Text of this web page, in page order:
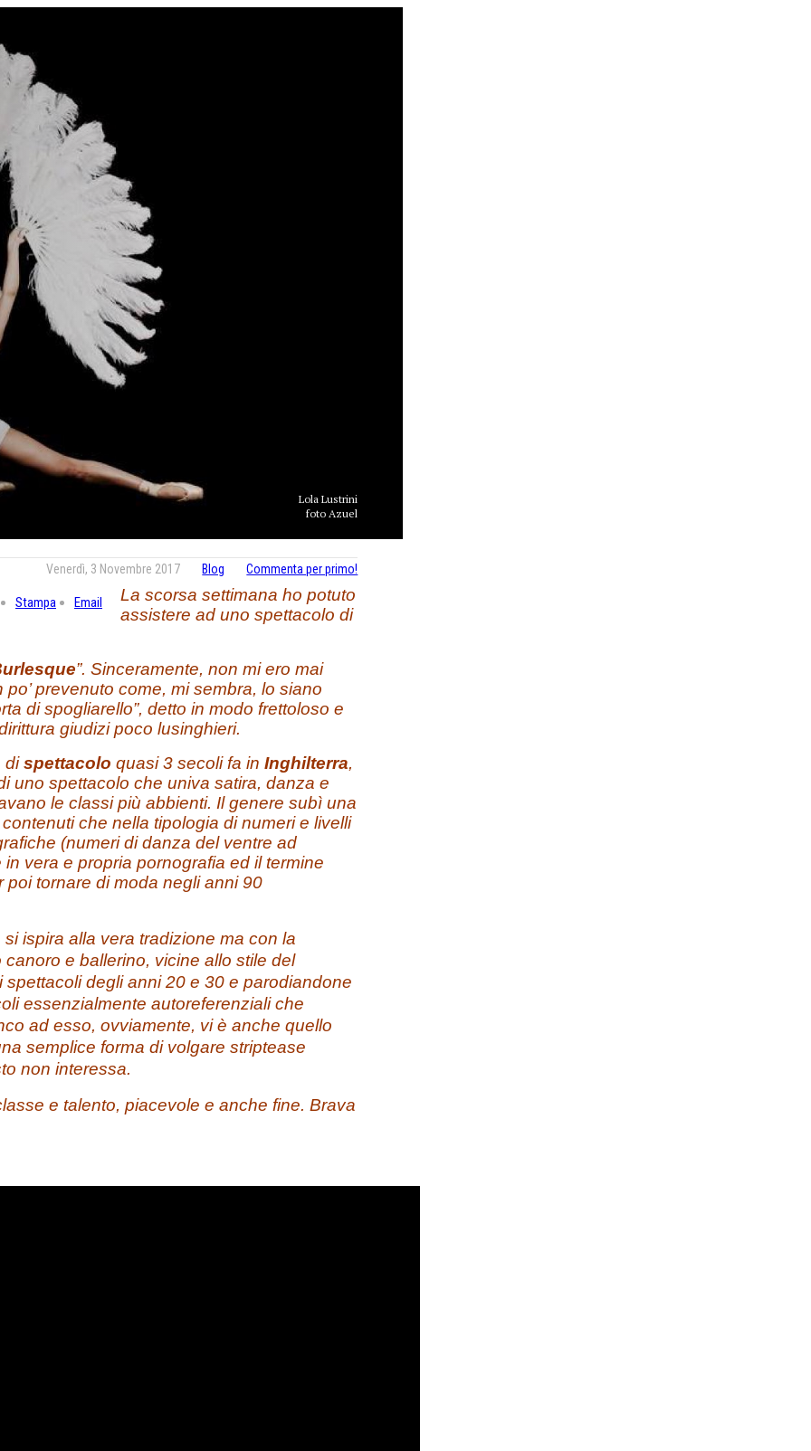
Lola Lustrini
foto Azuel
Commenta per primo!
Blog
Venerdì, 3 Novembre 2017
Stampa Email
La scorsa settimana ho potuto
assistere ad uno spettacolo di
”. Sinceramente, non mi ero mai
prevenuto come, mi sembra, lo siano
di spogliarello”, detto in modo frettoloso e
giudizi poco lusinghieri.
dispettacolo quasi 3 secoli fa in Inghilterra,
uno spettacolo che univa satira, danza e
le classi più abbienti. Il genere subì una
che nella tipologia di numeri e livelli
(numeri di danza del ventre ad
vera e propria pornografia ed il termine
poi tornare di moda negli anni 90
si ispira alla vera tradizione ma con la
e ballerino, vicine allo stile del
degli anni 20 e 30 e parodiandone
essenzialmente autoreferenziali che
ad esso, ovviamente, vi è anche quello
semplice forma di volgare striptease
non interessa.
e talento, piacevole e anche fine. Brava